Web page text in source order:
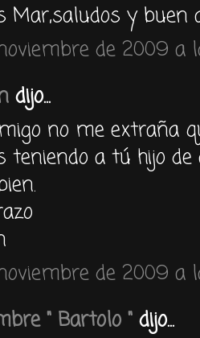
Mar,saludos y
de 2009 a
dijo...
no me extraña
teniendo a tú hijo
de 2009 a
" Bartolo " dijo...